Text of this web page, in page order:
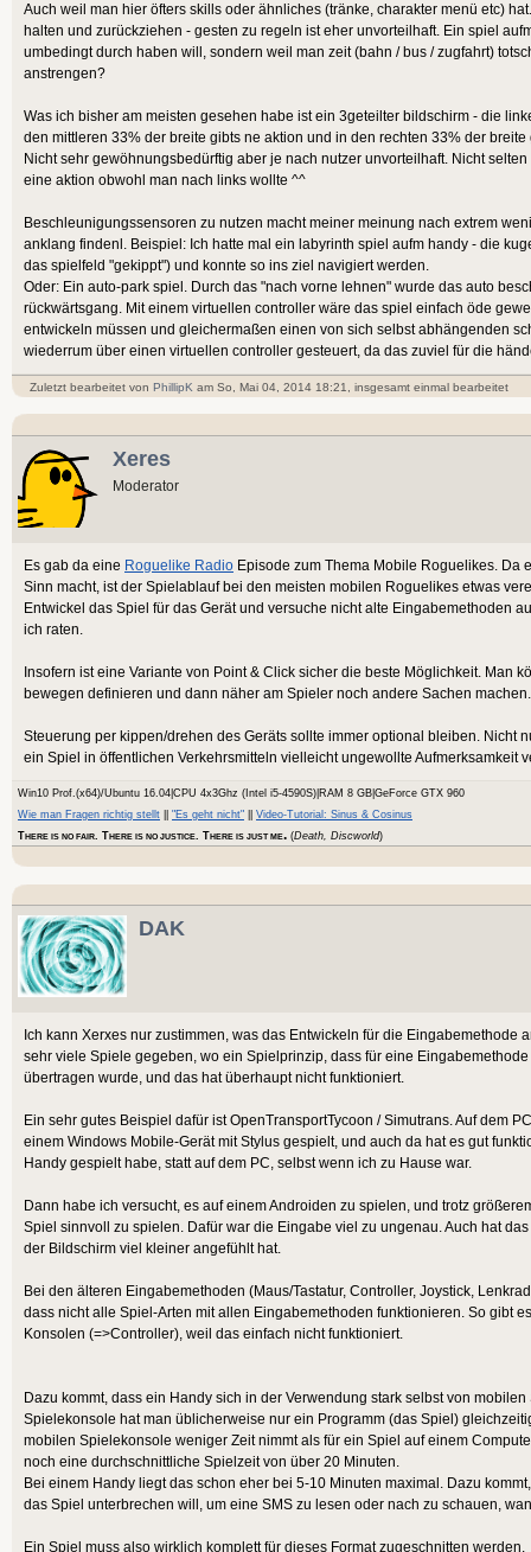
Auch weil man hier öfters skills oder ähnliches (tränke, charakter menü etc)
halten und zurückziehen - gesten zu regeln ist eher unvorteilhaft. Ein spiel
umbedingt durch haben will, sondern weil man zeit (bahn / bus / zugfahrt)
anstrengen?
Was ich bisher am meisten gesehen habe ist ein 3geteilter bildschirm - die
den mittleren 33% der breite gibts ne aktion und in den rechten 33% der
Nicht sehr gewöhnungsbedürftig aber je nach nutzer unvorteilhaft. Nicht
eine aktion obwohl man nach links wollte ^^
Beschleunigungssensoren zu nutzen macht meiner meinung nach extrem
anklang findenl. Beispiel: Ich hatte mal ein labyrinth spiel aufm handy - die
das spielfeld "gekippt") und konnte so ins ziel navigiert werden.
Oder: Ein auto-park spiel. Durch das "nach vorne lehnen" wurde das auto
rückwärtsgang. Mit einem virtuellen controller wäre das spiel einfach öde
entwickeln müssen und gleichermaßen einen von sich selbst abhängenden
wiederrum über einen virtuellen controller gesteuert, da das zuviel für die
Zuletzt bearbeitet von PhillipK am So, Mai 04, 2014 18:21, insgesamt einmal bearbeitet
Xeres
Moderator
Es gab da eine Roguelike Radio Episode zum Thema Mobile Roguelikes. Da
Sinn macht, ist der Spielablauf bei den meisten mobilen Roguelikes etwas
Entwickel das Spiel für das Gerät und versuche nicht alte Eingabemethoden
ich raten.
Insofern ist eine Variante von Point & Click sicher die beste Möglichkeit. Man
bewegen definieren und dann näher am Spieler noch andere Sachen machen.
Steuerung per kippen/drehen des Geräts sollte immer optional bleiben. Nicht
ein Spiel in öffentlichen Verkehrsmitteln vielleicht ungewollte Aufmerksamkeit
Win10 Prof.(x64)/Ubuntu 16.04|CPU 4x3Ghz (Intel i5-4590S)|RAM 8 GB|GeForce GTX 960
Wie man Fragen richtig stellt
"Es geht nicht"
Video-Tutorial: Sinus & Cosinus
THERE IS NO FAIR . THERE IS NO JUSTICE . THERE IS JUST ME (Death, Discworld)
DAK
Ich kann Xerxes nur zustimmen, was das Entwickeln für die Eingabemethode
sehr viele Spiele gegeben, wo ein Spielprinzip, dass für eine
übertragen wurde, und das hat überhaupt nicht funktioniert.
Ein sehr gutes Beispiel dafür ist OpenTransportTycoon / Simutrans. Auf dem
einem Windows Mobile-Gerät mit Stylus gespielt, und auch da hat es gut
Handy gespielt habe, statt auf dem PC, selbst wenn ich zu Hause war.
Dann habe ich versucht, es auf einem Androiden zu spielen, und trotz
Spiel sinnvoll zu spielen. Dafür war die Eingabe viel zu ungenau. Auch hat
der Bildschirm viel kleiner angefühlt hat.
Bei den älteren Eingabemethoden (Maus/Tastatur, Controller, Joystick,
dass nicht alle Spiel-Arten mit allen Eingabemethoden funktionieren. So gibt
Konsolen (=>Controller), weil das einfach nicht funktioniert.
Dazu kommt, dass ein Handy sich in der Verwendung stark selbst von
Spielekonsole hat man üblicherweise nur ein Programm (das Spiel)
mobilen Spielekonsole weniger Zeit nimmt als für ein Spiel auf einem
noch eine durchschnittliche Spielzeit von über 20 Minuten.
Bei einem Handy liegt das schon eher bei 5-10 Minuten maximal. Dazu
das Spiel unterbrechen will, um eine SMS zu lesen oder nach zu schauen,
Ein Spiel muss also wirklich komplett für dieses Format zugeschnitten werden.